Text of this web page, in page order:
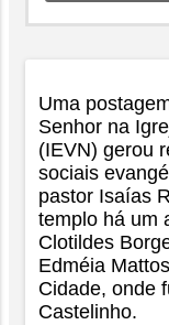
Uma
Senhor na
(IEVN) gerou
sociais
pastor Isaías
templo há um
Clotildes
Edméia
Cidade, onde
Castelinho.